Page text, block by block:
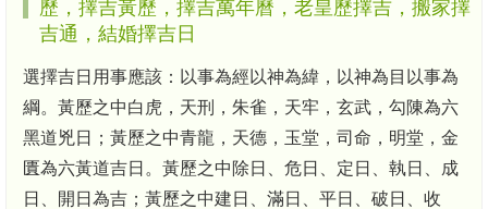
歷，擇吉黃歷，擇吉萬年曆，老皇歷擇吉，搬家擇
吉通，結婚擇吉日
選擇吉日用事應該：以事為經以神為緯，以神為目以事為
綱。黃歷之中白虎，天刑，朱雀，天牢，玄武，勾陳為六
黑道兇日；黃歷之中青龍，天德，玉堂，司命，明堂，金
匱為六黃道吉日。黃歷之中除日、危日、定日、執日、成
日、開日為吉；黃歷之中建日、滿日、平日、破日、收